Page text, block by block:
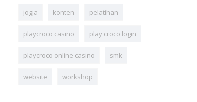
jogja konten pelatihan
playcroco casino play croco login
playcroco online casino smk
website workshop